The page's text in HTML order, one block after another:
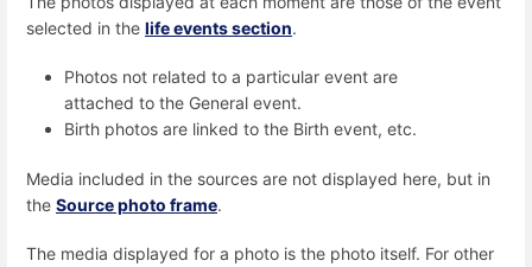
selected in the life events section.
Photos not related to a particular event are
attached to the General event.
Birth photos are linked to the Birth event, etc.
Media included in the sources are not displayed here, but in
the Source photo frame.
The media displayed for a photo is the photo itself. For other